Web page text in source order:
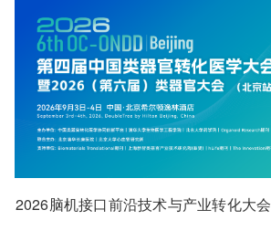
2026脑机接口前沿技术与产业转化大会